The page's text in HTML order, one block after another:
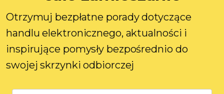
Otrzymuj bezpłatne porady dotyczące
handlu elektronicznego, aktualności i
inspirujące pomysły bezpośrednio do
swojej skrzynki odbiorczej